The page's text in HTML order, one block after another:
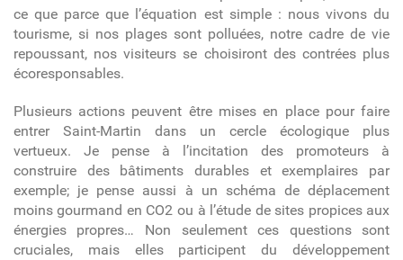
ce que parce que l’équation est simple : nous vivons du
tourisme, si nos plages sont polluées, notre cadre de vie
repoussant, nos visiteurs se choisiront des contrées plus
écoresponsables.
Plusieurs actions peuvent être mises en place pour faire
entrer Saint-Martin dans un cercle écologique plus
vertueux. Je pense à l’incitation des promoteurs à
construire des bâtiments durables et exemplaires par
exemple; je pense aussi à un schéma de déplacement
moins gourmand en CO2 ou à l’étude de sites propices aux
énergies propres… Non seulement ces questions sont
cruciales, mais elles participent du développement